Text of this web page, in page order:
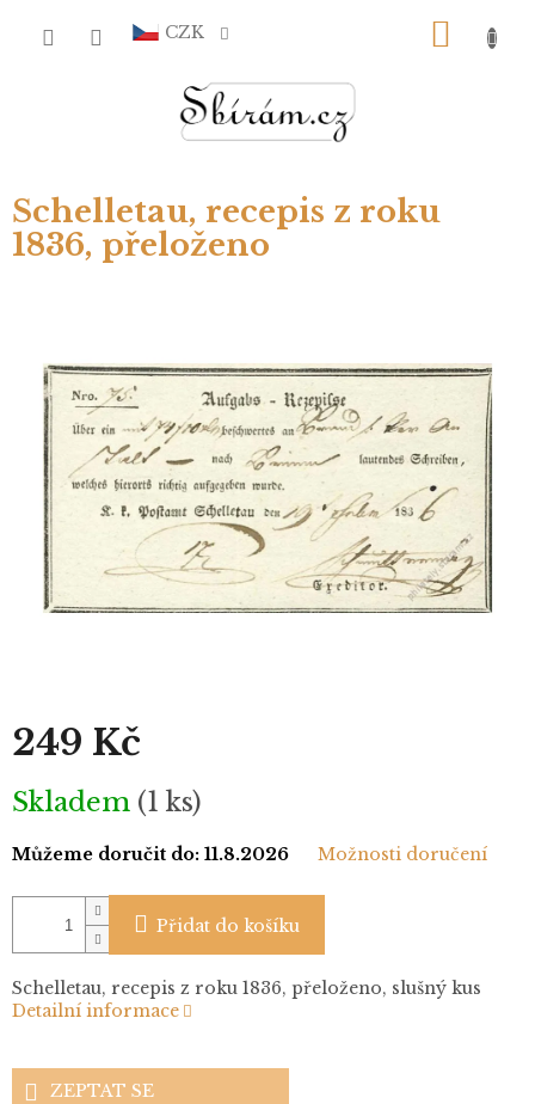
CZK
Schelletau, recepis z roku
1836, přeloženo
249 Kč
Měrná
cena:
Skladem (1 ks)
Můžeme doručit do: 11.8.2026 Možnosti doručení
Přidat do košíku
Schelletau, recepis z roku 1836, přeloženo, slušný kus
Detailní informace
ZEPTAT SE